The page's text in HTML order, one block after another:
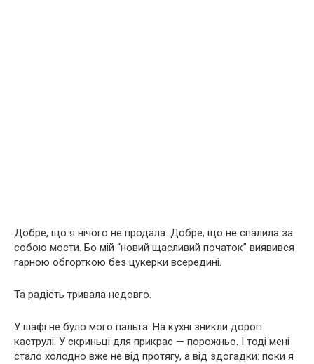
Добре, що я нічого не продала. Добре, що не спалила за
собою мости. Бо мій “новий щасливий початок” виявився
гарною обгорткою без цукерки всередині.
Та радість тривала недовго.
У шафі не було мого пальта. На кухні зникли дорогі
каструлі. У скриньці для прикрас — порожньо. І тоді мені
стало холодно вже не від протягу, а від здогадки: поки я